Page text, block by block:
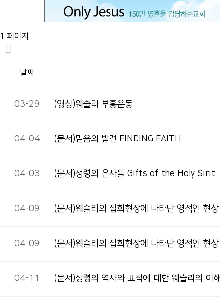
1 페이지
날짜
03-29 (영상)웨슬리 부흥운동
04-04 (문서)믿음의 발견 FINDING FAITH
04-03 (문서)성령의 은사들 Gifts of the Holy Sirit
04-09 (문서)웨슬리의 집회현장에 나타난 영적인 현
04-09 (문서)웨슬리의 집회현장에 나타난 영적인 현
04-11 (문서)성령의 역사와 표적에 대한 웨슬리의 이